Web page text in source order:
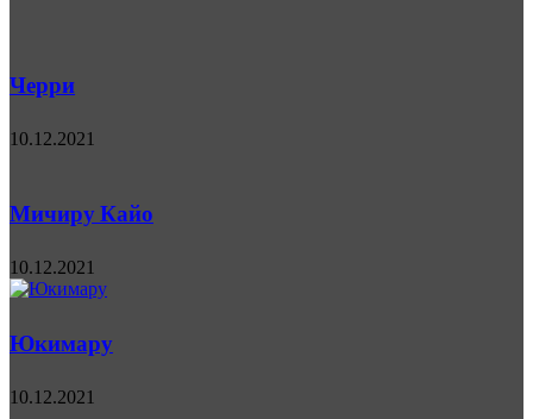
Черри
10.12.2021
Мичиру Кайо
10.12.2021
Юкимару
10.12.2021